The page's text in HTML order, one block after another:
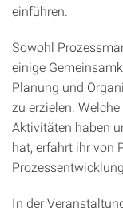
einführen.
Sowohl
einige
Planung und
zu erzielen.
Aktivitäten haben
hat, erfahrt ihr von
Prozessentwicklung.
In der